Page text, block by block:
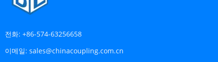
전화: +86-574-63256658
이메일: sales@chinacoupling.com.cn